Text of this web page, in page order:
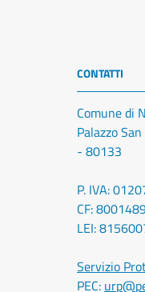
CONTATTI
Comune di
Palazzo
- 80133
P. IVA:
CF:
LEI:
Servizio
PEC: